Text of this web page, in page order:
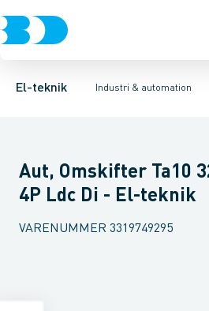
El-teknik Industri & automation
Afbrydere, stikkontakter &
Industristiksystemer
Motorbetjening for effektafbryder
Aut, Omskifter Ta10
4P Ldc Di - El-teknik
VARENUMMER 3319749295